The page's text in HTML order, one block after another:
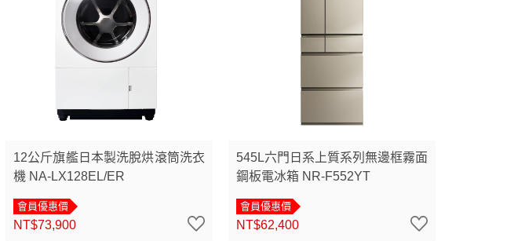
12公斤旗艦日本製洗脫烘滾筒洗衣
機 NA-LX128EL/ER
會員優惠價
NT$73,900
545L六門日系上質系列無邊框霧面
鋼板電冰箱 NR-F552YT
會員優惠價
NT$62,400